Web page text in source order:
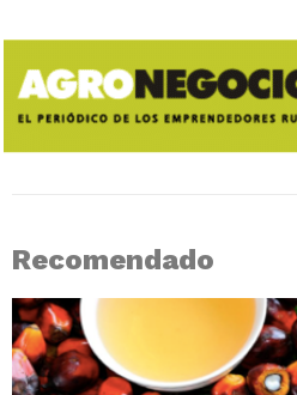
Recomendado